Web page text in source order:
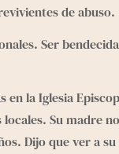
de abuso.
Ser
la Iglesia
Su madre
Dijo que ver a